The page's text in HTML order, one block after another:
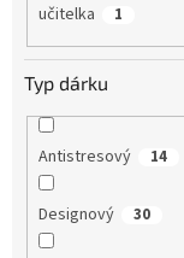
učitelka 1
Typ dárku
Antistresový 14
Designový 30